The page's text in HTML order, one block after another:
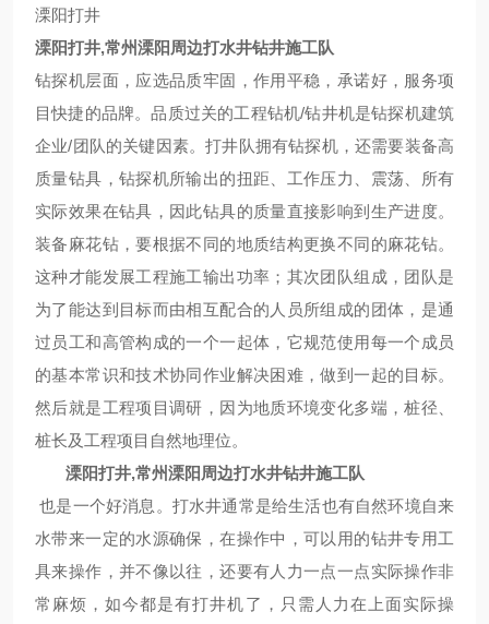
溧阳打井
溧阳打井,常州溧阳周边打水井钻井施工队
钻探机层面，应选品质牢固，作用平稳，承诺好，服务项
目快捷的品牌。品质过关的工程钻机/钻井机是钻探机建筑
企业/团队的关键因素。打井队拥有钻探机，还需要装备高
质量钻具，钻探机所输出的扭距、工作压力、震荡、所有
实际效果在钻具，因此钻具的质量直接影响到生产进度。
装备麻花钻，要根据不同的地质结构更换不同的麻花钻。
这种才能发展工程施工输出功率；其次团队组成，团队是
为了能达到目标而由相互配合的人员所组成的团体，是通
过员工和高管构成的一个一起体，它规范使用每一个成员
的基本常识和技术协同作业解决困难，做到一起的目标。
然后就是工程项目调研，因为地质环境变化多端，桩径、
桩长及工程项目自然地理位。
溧阳打井,常州溧阳周边打水井钻井施工队
也是一个好消息。打水井通常是给生活也有自然环境自来
水带来一定的水源确保，在操作中，可以用的钻井专用工
具来操作，并不像以往，还要有人力一点一点实际操作非
常麻烦，如今都是有打井机了，只需人力在上面实际操